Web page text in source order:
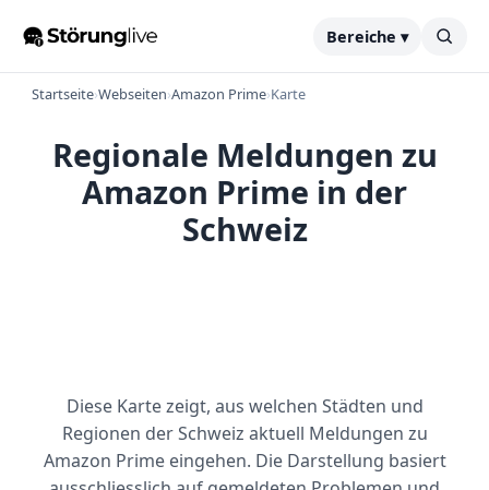
Bereiche ▾
Startseite›Webseiten›Amazon Prime›Karte
Regionale Meldungen zu
Amazon Prime in der
Schweiz
Diese Karte zeigt, aus welchen Städten und
Regionen der Schweiz aktuell Meldungen zu
Amazon Prime eingehen. Die Darstellung basiert